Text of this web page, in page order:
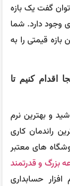
گفت یک بازه
وجود دارد. شما
بازه قیمتی را به
اقدام کنیم تا
و بهترین نرم
راندمان کاری
های معتبر
بزرگ و قدرتمند
حسابداری